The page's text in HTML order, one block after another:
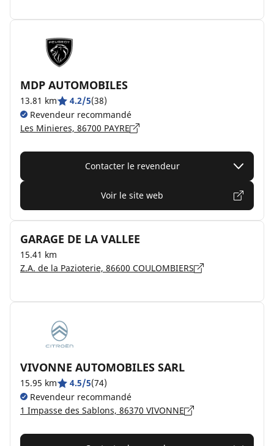
MDP AUTOMOBILES
13.81 km 4.2/5(38)
Revendeur recommandé
Les Minieres, 86700 PAYRE
Contacter le revendeur
Voir le site web
GARAGE DE LA VALLEE
15.41 km
Z.A. de la Pazioterie, 86600 COULOMBIERS
VIVONNE AUTOMOBILES SARL
15.95 km 4.5/5(74)
Revendeur recommandé
1 Impasse des Sablons, 86370 VIVONNE